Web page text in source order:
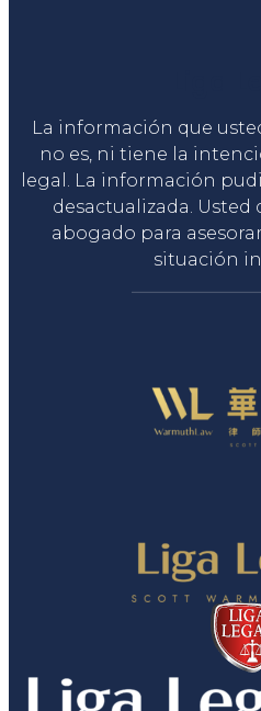
La información que
no es, ni tiene la
legal. La información
desactualizada.
abogado para
situación